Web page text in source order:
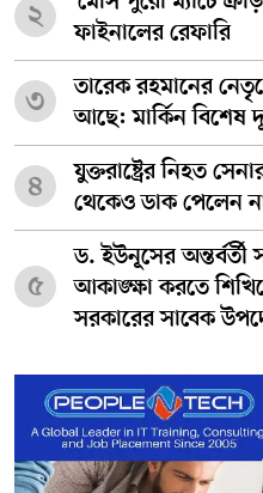
২
ফাইনালের রেফারি
৩
তারেক রহমানের
আছে: মার্কিন বিশেষ
৪
যুক্তরাষ্ট্রের নিহত
থেকেও ডাক পেলেন
৫
ড. ইউনূসের
আকাঙ্ক্ষা করতে
সরকারের সাবেক